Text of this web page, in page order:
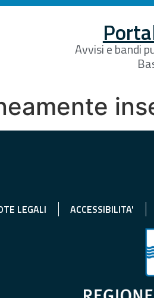
Avvisi e bandi
LEGALI ACCESSIBILITA'